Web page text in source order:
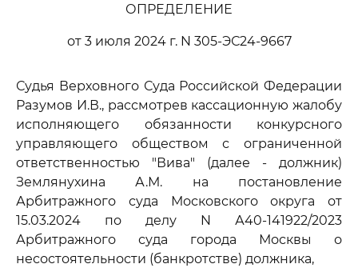
ОПРЕДЕЛЕНИЕ
от 3 июля 2024 г. N 305-ЭС24-9667
Судья Верховного Суда Российской Федерации
Разумов И.В., рассмотрев кассационную жалобу
исполняющего обязанности конкурсного
управляющего обществом с ограниченной
ответственностью "Вива" (далее - должник)
Землянухина А.М. на постановление
Арбитражного суда Московского округа от
15.03.2024 по делу N А40-141922/2023
Арбитражного суда города Москвы о
несостоятельности (банкротстве) должника,